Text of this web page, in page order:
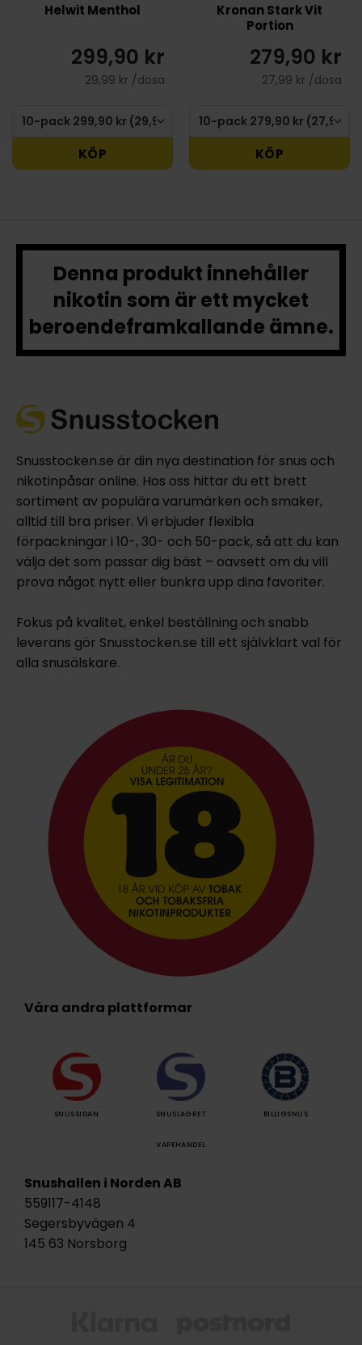
Helwit Menthol
299,90 kr
29,99 kr /dosa
KÖP
Kronan Stark Vit
Portion
279,90 kr
27,99 kr /dosa
KÖP
Denna produkt innehåller
nikotin som är ett mycket
beroendeframkallande ämne.
Snusstocken.se är din nya destination för snus och
nikotinpåsar online. Hos oss hittar du ett brett
sortiment av populära varumärken och smaker,
alltid till bra priser. Vi erbjuder flexibla
förpackningar i 10-, 30- och 50-pack, så att du kan
välja det som passar dig bäst – oavsett om du vill
prova något nytt eller bunkra upp dina favoriter.
Fokus på kvalitet, enkel beställning och snabb
leverans gör Snusstocken.se till ett självklart val för
alla snusälskare.
Våra andra plattformar
SNUSSIDAN SNUSLAGRET BILLIGSNUS
VAPEHANDEL
Snushallen i Norden AB
559117-4148
Segersbyvägen 4
145 63 Norsborg